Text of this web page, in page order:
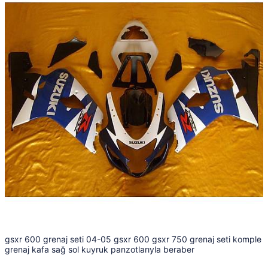
gsxr 600 grenaj seti 04-05 gsxr 600 gsxr 750 grenaj seti komple
grenaj kafa sağ sol kuyruk panzotlarıyla beraber